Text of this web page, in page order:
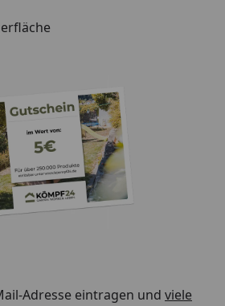
Adresse eintragen und viele